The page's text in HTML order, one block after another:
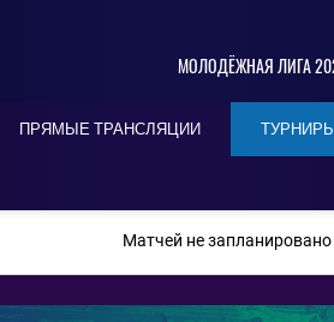
МОЛОДЁЖНАЯ ЛИГА
ПРЯМЫЕ ТРАНСЛЯЦИИ ТУРНИРЫ
Матчей не запланировано